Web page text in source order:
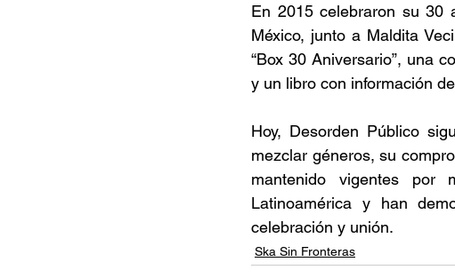
En 2015 celebraron su 30
México, junto a Maldita
“Box 30 Aniversario”, una
y un libro con información
Hoy, Desorden Público
mezclar géneros, su
mantenido vigentes
Latinoamérica y han
celebración y unión.
Ska Sin Fronteras